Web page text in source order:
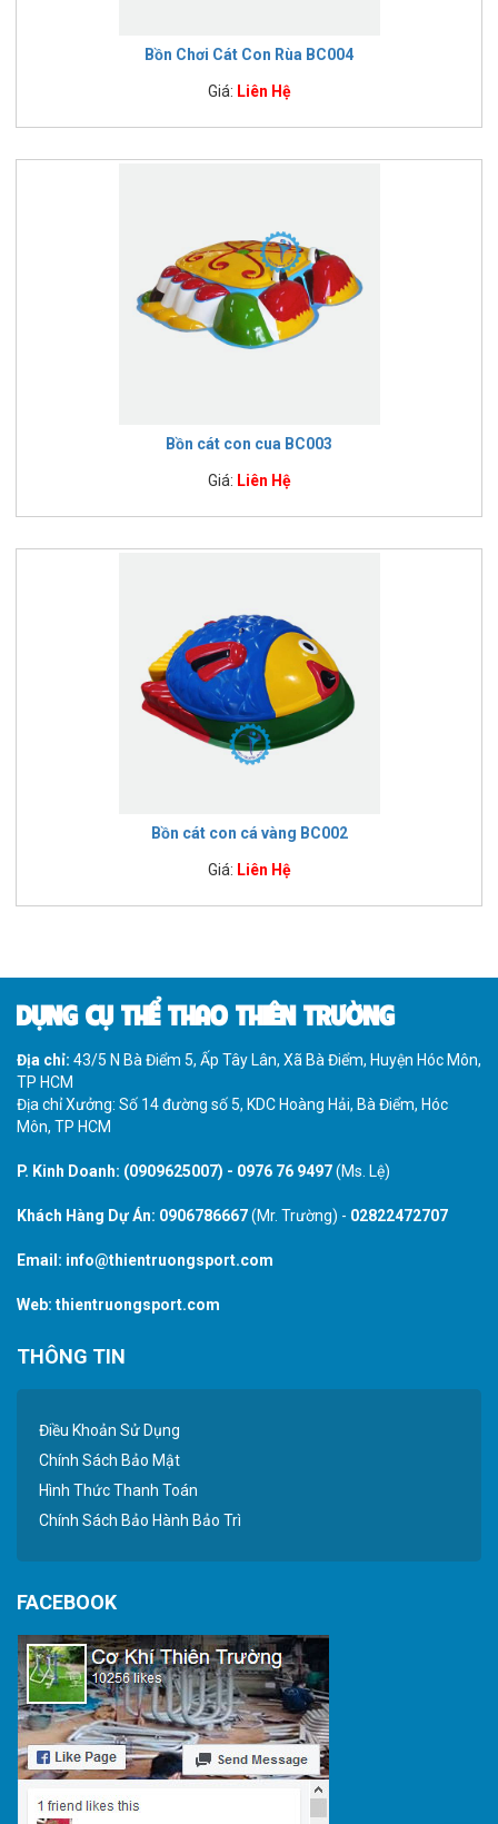
Bồn Chơi Cát Con Rùa BC004
Giá: Liên Hệ
Bồn cát con cua BC003
Giá: Liên Hệ
Bồn cát con cá vàng BC002
Giá: Liên Hệ
DỤNG CỤ THỂ THAO THIÊN TRƯỜNG
Địa chỉ: 43/5 N Bà Điểm 5, Ấp Tây Lân, Xã Bà Điểm, Huyện Hóc Môn,
TP HCM
Địa chỉ Xưởng: Số 14 đường số 5, KDC Hoàng Hải, Bà Điểm, Hóc
Môn, TP HCM
P. Kinh Doanh: (0909625007) - 0976 76 9497(Ms. Lệ)
Khách Hàng Dự Án: 0906786667(Mr. Trường) - 02822472707
Email: info@thientruongsport.com
Web: thientruongsport.com
THÔNG TIN
Điều Khoản Sử Dụng
Chính Sách Bảo Mật
Hình Thức Thanh Toán
Chính Sách Bảo Hành Bảo Trì
FACEBOOK